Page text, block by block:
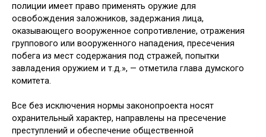
полиции имеет право применять оружие для
освобождения заложников, задержания лица,
оказывающего вооруженное сопротивление, отражения
группового или вооруженного нападения, пресечения
побега из мест содержания под стражей, попытки
завладения оружием и т.д.», — отметила глава думского
комитета.
Все без исключения нормы законопроекта носят
охранительный характер, направлены на пресечение
преступлений и обеспечение общественной